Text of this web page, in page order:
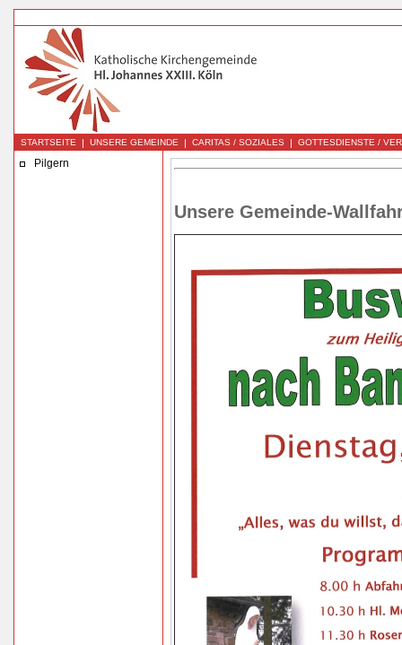
STARTSEITE | UNSERE GEMEINDE | CARITAS / SOZIALES | GOTTESDIENSTE /
Pilgern
Unsere Gemeinde-